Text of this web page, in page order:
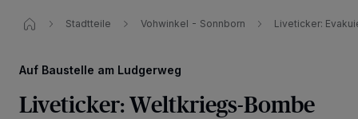
Stadtteile Vohwinkel - Sonnborn Liveticker:
Auf Baustelle am Ludgerweg
Liveticker: Weltkriegs-Bombe